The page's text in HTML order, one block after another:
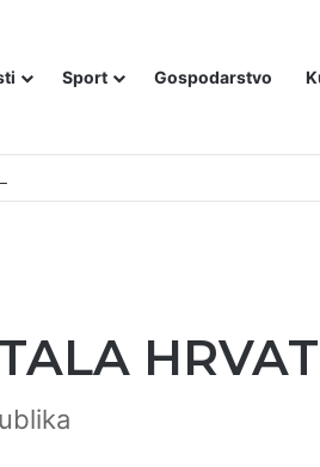
Sport Gospodarstvo
NE MOGU PROMIJENITI ISTINU